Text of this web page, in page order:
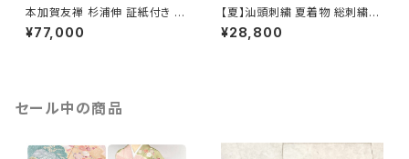
本加賀友禅 杉浦伸 証紙付き 訪
問着 花柄 正絹 紫 白 パステル
白菫色 1080
¥77,000
【夏】汕頭刺繍 夏着物 総刺繍
絽 訪問着 正絹 オレンジ サーモ
ンピンク 水色 1243
¥28,800
セール中の商品